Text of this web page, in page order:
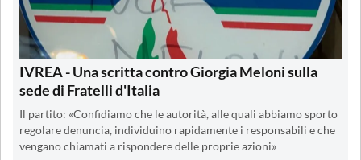
IVREA - Una scritta contro Giorgia Meloni sulla
sede di Fratelli d'Italia
Il partito: «Confidiamo che le autorità, alle quali abbiamo sporto
regolare denuncia, individuino rapidamente i responsabili e che
vengano chiamati a rispondere delle proprie azioni»